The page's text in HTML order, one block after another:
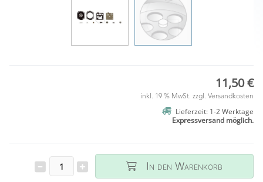
11,50 €
inkl. 19 % MwSt. zzgl. Versandkosten
Lieferzeit: 1-2 Werktage
Expressversand möglich.
In den Warenkorb